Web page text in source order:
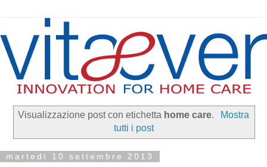
Visualizzazione post con etichetta home care.
Mostra
tutti i post
martedì 10 settembre 2013